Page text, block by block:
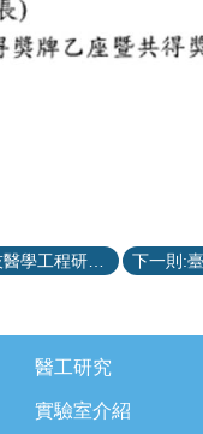
醫工研究
實驗室介紹